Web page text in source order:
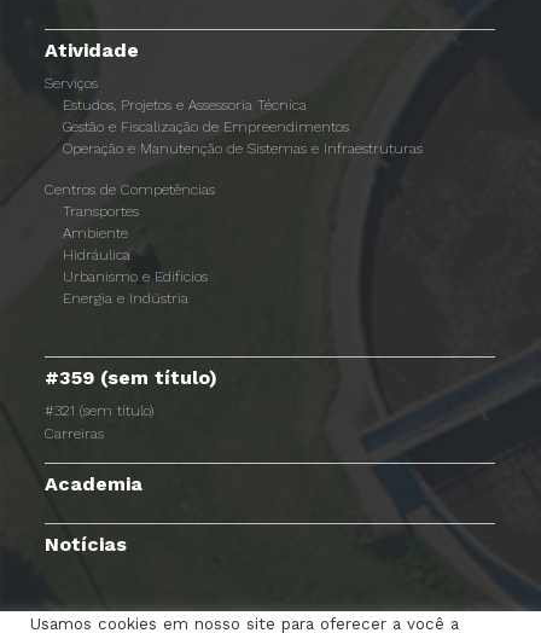
Atividade
Serviços
Estudos, Projetos e Assessoria Técnica
Gestão e Fiscalização de Empreendimentos
Operação e Manutenção de Sistemas e Infraestruturas
Centros de Competências
Transportes
Ambiente
Hidráulica
Urbanismo e Edifícios
Energia e Indústria
#359 (sem título)
#321 (sem título)
Carreiras
Academia
Notícias
Usamos cookies em nosso site para oferecer a você a